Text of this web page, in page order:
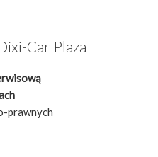
Car Plaza
prawnych